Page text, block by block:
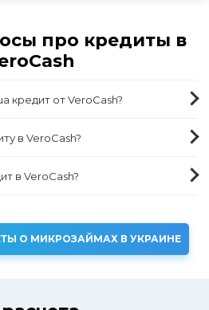
про кредиты в
кредит от VeroCash?
в VeroCash?
в VeroCash?
О МИКРОЗАЙМАХ В УКРАИНЕ